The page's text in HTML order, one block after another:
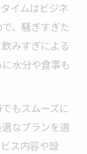
イムはビジネ
、騒ぎすぎた
みすぎによる
水分や食事も
もスムーズに
なプランを選
ス内容や設